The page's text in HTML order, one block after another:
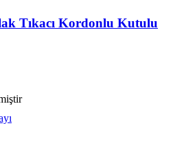
Tıkacı Kordonlu Kutulu